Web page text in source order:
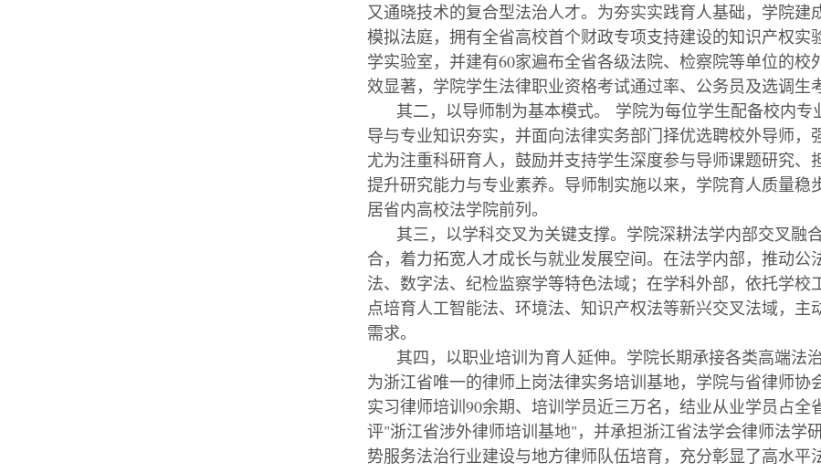
又通晓技术的复合型法治人才。为夯实实践育人基础，学院建
模拟法庭，拥有全省高校首个财政专项支持建设的知识产权实
学实验室，并建有60家遍布全省各级法院、检察院等单位的
效显著，学院学生法律职业资格考试通过率、公务员及选调生
其二，以导师制为基本模式。
学院为每位学生配备校内
导与专业知识夯实，并面向法律实务部门择优选聘校外导师
尤为注重科研育人，鼓励并支持学生深度参与导师课题研究、
提升研究能力与专业素养。导师制实施以来，学院育人质量稳
居省内高校法学院前列。
其三，以学科交叉为关键支撑。学院深耕法学内部交叉融
合，着力拓宽人才成长与就业发展空间。在法学内部，推动公
法、数字法、纪检监察学等特色法域；在学科外部，依托学校
点培育人工智能法、环境法、知识产权法等新兴交叉法域，
需求。
其四，以职业培训为育人延伸。学院长期承接各类高端法
为浙江省唯一的律师上岗法律实务培训基地，学院与省律师协
实习律师培训90余期、培训学员近三万名，结业从业学员占全
评"浙江省涉外律师培训基地"，并承担浙江省法学会律师法学
势服务法治行业建设与地方律师队伍培育，充分彰显了高水平